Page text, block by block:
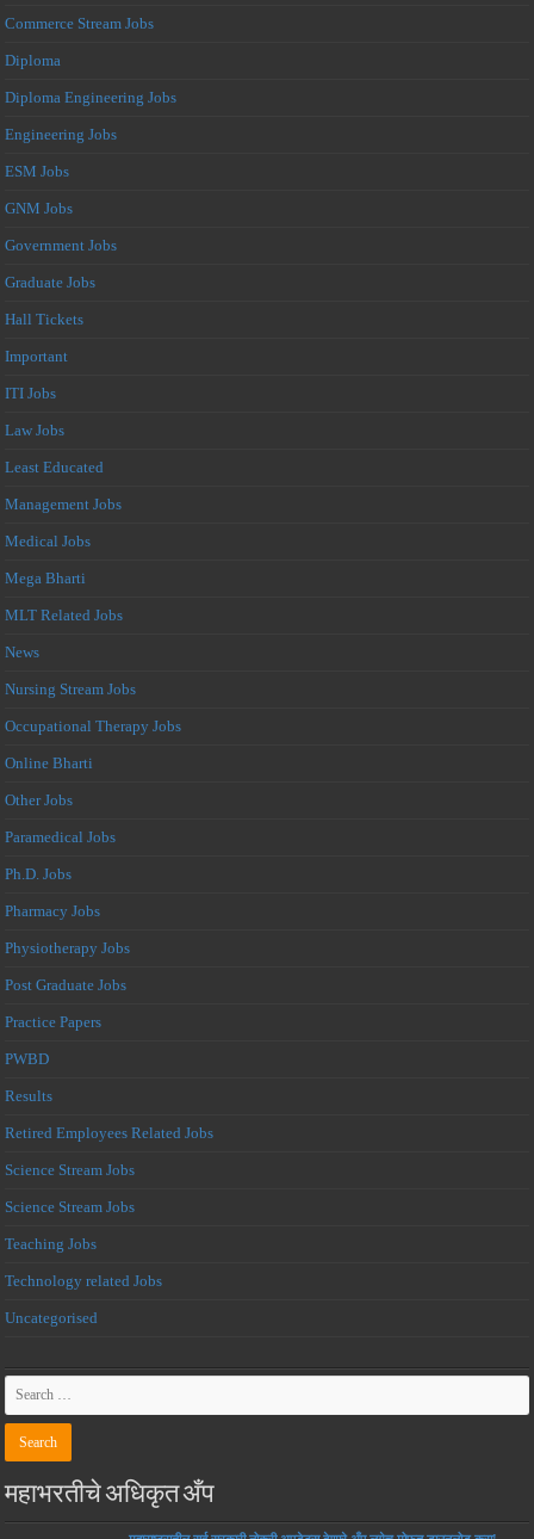
Commerce Stream Jobs
Diploma
Diploma Engineering Jobs
Engineering Jobs
ESM Jobs
GNM Jobs
Government Jobs
Graduate Jobs
Hall Tickets
Important
ITI Jobs
Law Jobs
Least Educated
Management Jobs
Medical Jobs
Mega Bharti
MLT Related Jobs
News
Nursing Stream Jobs
Occupational Therapy Jobs
Online Bharti
Other Jobs
Paramedical Jobs
Ph.D. Jobs
Pharmacy Jobs
Physiotherapy Jobs
Post Graduate Jobs
Practice Papers
PWBD
Results
Retired Employees Related Jobs
Science Stream Jobs
Science Stream Jobs
Teaching Jobs
Technology related Jobs
Uncategorised
महाभरतीचे अधिकृत अँप